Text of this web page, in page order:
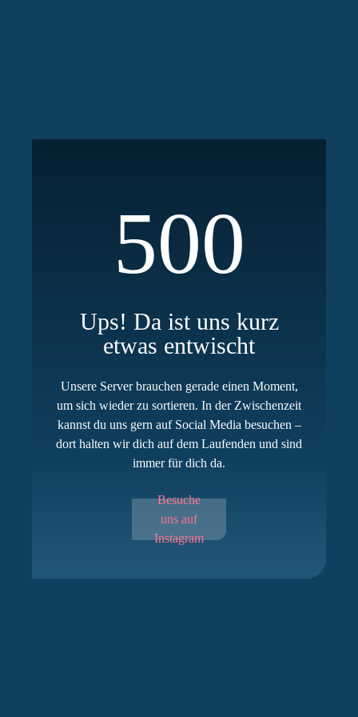
500
Ups! Da ist uns kurz
etwas entwischt
Unsere Server brauchen gerade einen Moment,
um sich wieder zu sortieren. In der Zwischenzeit
kannst du uns gern auf Social Media besuchen –
dort halten wir dich auf dem Laufenden und sind
immer für dich da.
Besuche
uns auf
Instagram